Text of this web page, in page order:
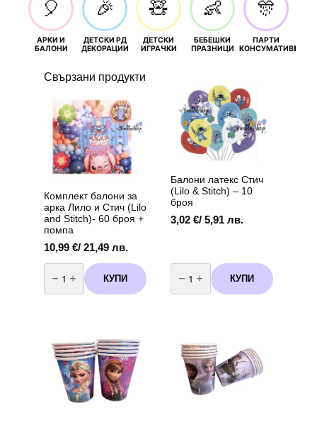
🎈
АРКИ И
БАЛОНИ
🎉
ДЕТСКИ РД
ДЕКОРАЦИИ
🧸
ДЕТСКИ
ИГРАЧКИ
👶
БЕБЕШКИ
ПРАЗНИЦИ
🎊
ПАРТИ
КОНСУМАТИВИ
Свързани продукти
Комплект балони за
арка Лило и Стич (Lilo
and Stitch)- 60 броя +
помпа
10,99 €/ 21,49 лв.
количество
за
Комплект
балони
Стич
(Lilo
and
Stitch)-
броя
помпа
КУПИ
Балони латекс Стич
(Lilo & Stitch) – 10
броя
3,02 €/ 5,91 лв.
количество
за
Балони
латекс
броя
КУПИ